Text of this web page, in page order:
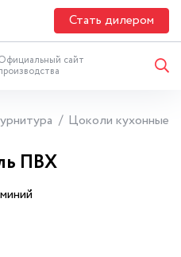
Стать дилером
сайт
Цоколи кухонные
ПВХ